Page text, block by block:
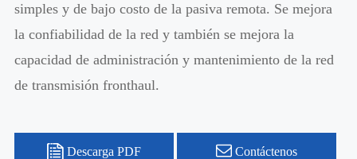
simples y de bajo costo de la pasiva remota. Se mejora
la confiabilidad de la red y también se mejora la
capacidad de administración y mantenimiento de la red
de transmisión fronthaul.
Descarga PDF Contáctenos